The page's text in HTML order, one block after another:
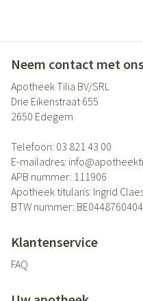
Neem contact met
Apotheek Tilia BV/SRL
Drie Eikenstraat 655
2650 Edegem
Telefoon: 03 821 43 00
E-mailadres: info@
APB nummer: 111906
Apotheek titularis: Ingrid
BTW nummer: BE0448760404
Klantenservice
FAQ